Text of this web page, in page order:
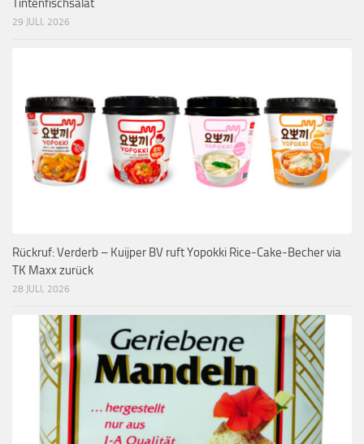
Tintenfischsalat
29 JULI, 2026
Rückruf: Verderb – Kuijper BV ruft Yopokki Rice-Cake-Becher via
TK Maxx zurück
28 JULI, 2026